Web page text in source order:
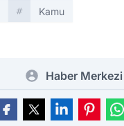
Kamu
Haber Merkezi